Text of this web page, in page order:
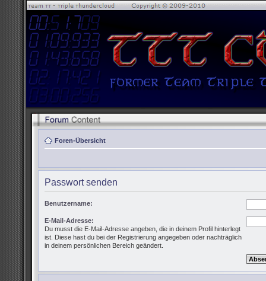
Foren-Übersicht
Passwort senden
Benutzername:
E-Mail-Adresse:
Du musst die E-Mail-Adresse angeben, die in deinem Profil hinterlegt
ist. Diese hast du bei der Registrierung angegeben oder nachträglich
in deinem persönlichen Bereich geändert.